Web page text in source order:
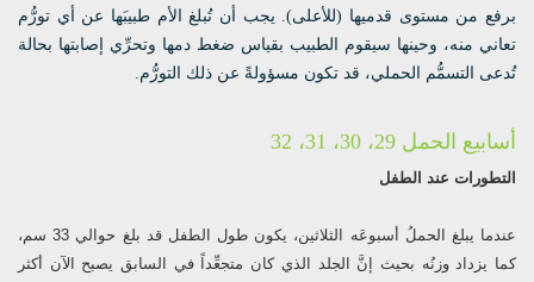
برفع من مستوى قدميها (للأعلى). يجب أن تُبلغ الأم طبيبَها عن أي تورُّم
تعاني منه، وحينها سيقوم الطبيب بقياس ضغط دمها وتحرِّي إصابتها بحالة
تُدعى التسمُّم الحملي، قد تكون مسؤولةً عن ذلك التورُّم.
أسابيع الحمل 29، 30، 31، 32
التطورات عند الطفل
عندما يبلغ الحملُ أسبوعَه الثلاثين، يكون طول الطفل قد بلغ حوالي 33 سم،
كما يزداد وزنُه بحيث إنَّ الجلد الذي كان متجعِّداً في السابق يصبح الآن أكثر